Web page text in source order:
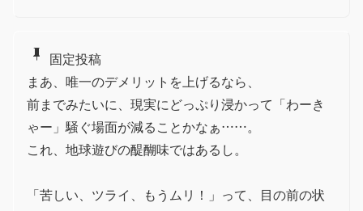
push_pin
固定投稿
まあ、唯一のデメリットを上げるなら、
前までみたいに、現実にどっぷり浸かって「わーき
ゃー」騒ぐ場面が減ることかなぁ……。
これ、地球遊びの醍醐味ではあるし。
「苦しい、ツライ、もうムリ！」って、目の前の状